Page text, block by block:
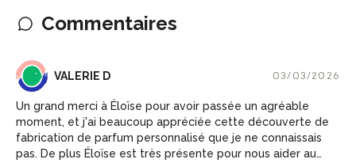
Commentaires
VD VALERIE D 03/03/2026
Un grand merci à Éloïse pour avoir passée un agréable
moment, et j'ai beaucoup appréciée cette découverte de
fabrication de parfum personnalisé que je ne connaissais
pas. De plus Éloïse est très présente pour nous aider au